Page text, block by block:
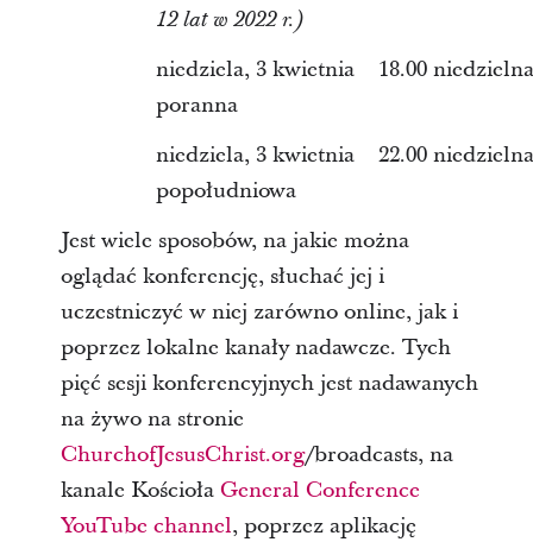
12 lat w 2022 r.)
niedziela, 3 kwietnia 18.00 niedzielna
poranna
niedziela, 3 kwietnia 22.00 niedzielna
popołudniowa
Jest wiele sposobów, na jakie można
oglądać konferencję, słuchać jej i
uczestniczyć w niej zarówno online, jak i
poprzez lokalne kanały nadawcze. Tych
pięć sesji konferencyjnych jest nadawanych
na żywo na stronie
ChurchofJesusChrist.org/broadcasts, na
kanale Kościoła General Conference
YouTube channel, poprzez aplikację